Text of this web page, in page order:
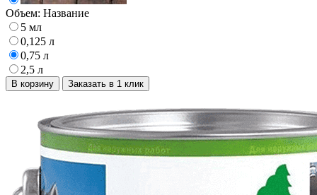
Объем: Название
5 мл
0,125 л
0,75 л
2,5 л
В корзину Заказать в 1 клик